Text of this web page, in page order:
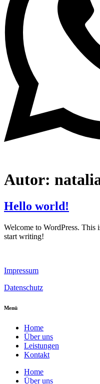
Autor:
Hello world!
Welcome to WordPress. This
start writing!
Impressum
Datenschutz
Menü
Home
Über uns
Leistungen
Kontakt
Home
Über uns